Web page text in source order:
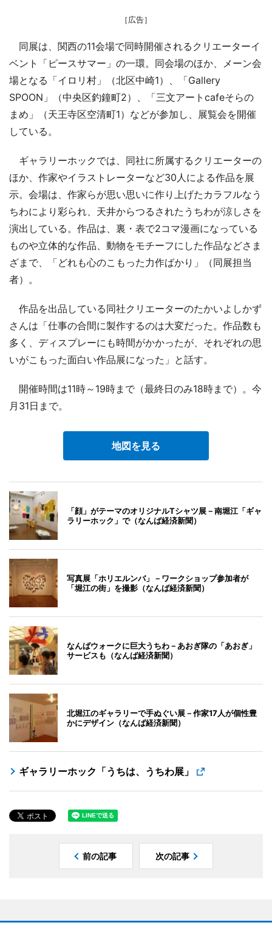
［広告］
同展は、関西の11会場で同時開催されるクリエーターイ
ベント「ピースサマー」の一環。同会場のほか、メーン会
場となる「イロリ村」（北区中崎1）、「Gallery
SPOON」（中央区釣鐘町2）、「三文アートcafeそらの
まめ」（天王寺区空清町1）などが参加し、展覧会を開催
している。
ギャラリーホックでは、同社に所属するクリエーターの
ほか、作家やイラストレーターなど30人による作品を展
示。会場は、作家らが思い思いに作り上げたカラフルなう
ちわにより彩られ、天井からつるされたうちわが涼しさを
演出している。作品は、裏・表で2コマ漫画になっている
ものや立体的な作品、動物をモチーフにした作品などさま
ざまで、「どれも心のこもった力作ばかり」（同展担当
者）。
作品を出品している同社クリエーターのたかいよしかず
さんは「仕事の合間に製作するのは大変だった。作品数も
多く、ディスプレーにも時間がかかったが、それぞれの思
いがこもった面白い作品展になった」と話す。
開催時間は11時～19時まで（最終日のみ18時まで）。今
月31日まで。
地図を見る
「顔」がテーマのオリジナルTシャツ展－南堀江「ギャ
ラリーホック」で（なんば経済新聞）
写真展「ホリエルンバ」－ワークショップ参加者が
「堀江の街」を撮影（なんば経済新聞）
なんばウォークに巨大うちわ－あおぎ隊の「あおぎ」
サービスも（なんば経済新聞）
北堀江のギャラリーで手ぬぐい展－作家17人が個性豊
かにデザイン（なんば経済新聞）
ギャラリーホック「うちは、うちわ展」
前の記事 次の記事